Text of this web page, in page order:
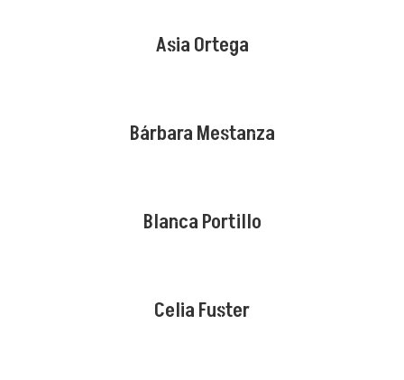
Asia Ortega
Bárbara Mestanza
Blanca Portillo
Celia Fuster